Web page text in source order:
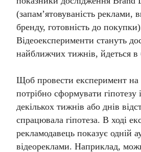
(запам’ятовуваність реклами,
бренду, готовність до
Відеоексперименти стануть
найближчих тижнів, йдеться в
Щоб провести експеримент на
потрібно сформувати гіпотезу
декількох тижнів або днів
спрацювала гіпотеза. В ході
рекламодавець показує одній
відеореклами. Наприклад,